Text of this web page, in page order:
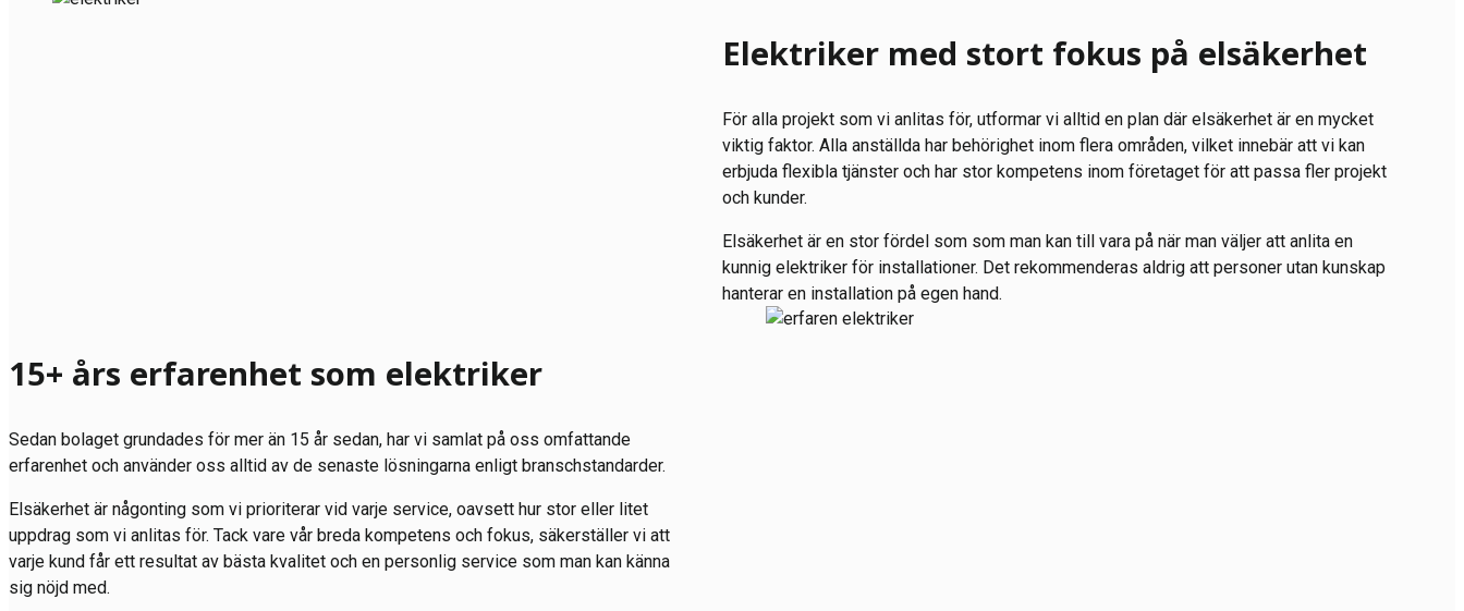
Elektriker med stort fokus på elsäkerhet
För alla projekt som vi anlitas för, utformar vi alltid en plan där elsäkerhet är en mycket
viktig faktor. Alla anställda har behörighet inom flera områden, vilket innebär att vi kan
erbjuda flexibla tjänster och har stor kompetens inom företaget för att passa fler projekt
och kunder.
Elsäkerhet är en stor fördel som som man kan till vara på när man väljer att anlita en
kunnig elektriker för installationer. Det rekommenderas aldrig att personer utan kunskap
hanterar en installation på egen hand.
15+ års erfarenhet som elektriker
Sedan bolaget grundades för mer än 15 år sedan, har vi samlat på oss omfattande
erfarenhet och använder oss alltid av de senaste lösningarna enligt branschstandarder.
Elsäkerhet är någonting som vi prioriterar vid varje service, oavsett hur stor eller litet
uppdrag som vi anlitas för. Tack vare vår breda kompetens och fokus, säkerställer vi att
varje kund får ett resultat av bästa kvalitet och en personlig service som man kan känna
sig nöjd med.